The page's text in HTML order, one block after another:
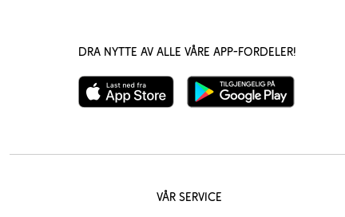
Dra nytte av alle våre app-fordeler!
Vår service